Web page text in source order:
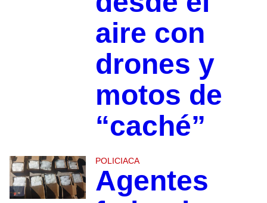
aire con
drones y
motos de
“caché”
POLICIACA
Agentes